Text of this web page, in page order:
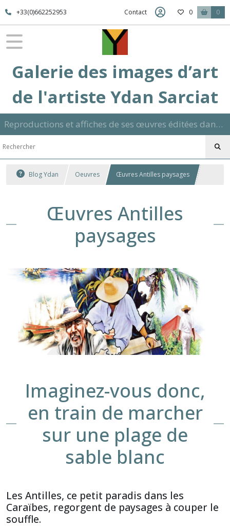
+33(0)662252953 Contact 0 0
Galerie des images d’art
de l'artiste Ydan Sarciat
Reproductions et affiches de ses œuvres éditées dans son atelier sur papier ou toile dans différents formats et signées manuscrite
Blog Ydan Oeuvres Œuvres Antilles paysages
Œuvres Antilles
paysages
Imaginez-vous donc,
en train de marcher
sur une plage de
sable blanc
Les Antilles, ce petit paradis dans les
Caraïbes, regorgent de paysages à couper le
souffle.